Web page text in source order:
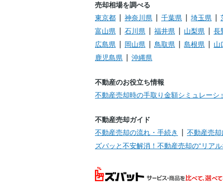
マンション
相鉄本線/希望ケ
丘
相鉄本線/希望ケ
戸建て 相鉄本線/二俣川
売却相場を調べる
東京都
神奈川県 千葉県 埼玉県
富山県
石川県 福井県 山梨県 長
広島県
岡山県 鳥取県 島根県 山
鹿児島県
沖縄県
不動産のお役立ち情報
不動産売却時の手取り金額シミュレーシ
不動産売却ガイド
不動産売却の流れ・手続き
不動産売
ズバッと不安解消！不動産売却の“リア